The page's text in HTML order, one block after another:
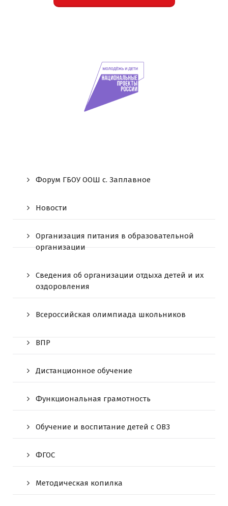
Форум ГБОУ ООШ c. Заплавное
Новости
Организация питания в образовательной
организации
Сведения об организации отдыха детей и их
оздоровления
Всероссийская олимпиада школьников
ВПР
Дистанционное обучение
Функциональная грамотность
Обучение и воспитание детей с ОВЗ
ФГОС
Методическая копилка